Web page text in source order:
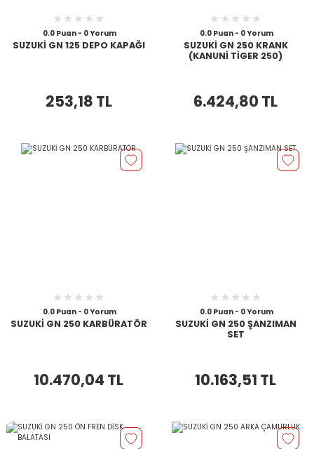
0.0 Puan - 0 Yorum
SUZUKİ GN 125 DEPO KAPAĞI
253,18 TL
0.0 Puan - 0 Yorum
SUZUKİ GN 250 KRANK
(KANUNİ TİGER 250)
6.424,80 TL
0.0 Puan - 0 Yorum
SUZUKİ GN 250 KARBÜRATÖR
10.470,04 TL
0.0 Puan - 0 Yorum
SUZUKİ GN 250 ŞANZIMAN
SET
10.163,51 TL